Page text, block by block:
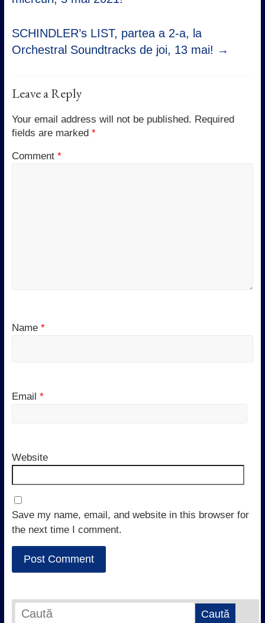
SCHINDLER’s LIST, partea a 2-a, la
Orchestral Soundtracks de joi, 13 mai! →
Leave a Reply
Your email address will not be published. Required
fields are marked *
Comment *
Name *
Email *
Website
Save my name, email, and website in this browser for
the next time I comment.